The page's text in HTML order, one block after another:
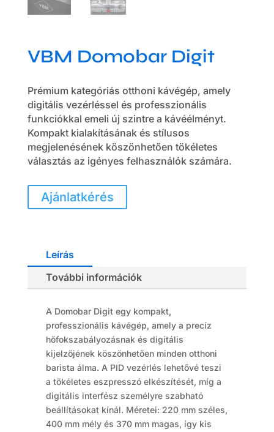
VBM Domobar Digit
Prémium kategóriás otthoni kávégép, amely
digitális vezérléssel és professzionális
funkciókkal emeli új szintre a kávéélményt.
Kompakt kialakításának és stílusos
megjelenésének köszönhetően tökéletes
választás az igényes felhasználók számára.
Ajánlatkérés
Leírás
További információk
A Domobar Digit egy kompakt,
professzionális kávégép, amely a precíz
hőfokszabályozásnak és digitális
kijelzőjének köszönhetően minden otthoni
barista álma. A PID vezérlés lehetővé teszi
a tökéletes eszpresszó elkészítését, míg a
digitális interfész személyre szabható
beállításokat kínál. Méretei: 220 mm széles,
400 mm mély és 370 mm magas, így kis